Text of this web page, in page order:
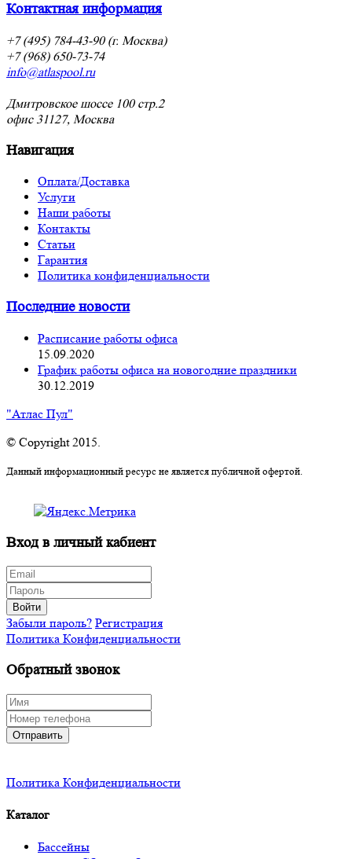
Контактная информация
+7 (495) 784-43-90 (г. Москва)
+7 (968) 650-73-74
info@atlaspool.ru
Дмитровское шоссе 100 стр.2
офис 31127, Москва
Навигация
Оплата/Доставка
Услуги
Наши работы
Контакты
Статьи
Гарантия
Политика конфиденциальности
Последние новости
Расписание работы офиса
15.09.2020
График работы офиса на новогодние праздники
30.12.2019
"Атлас Пул"
© Copyright 2015.
Данный информационный ресурс не является публичной офертой.
Вход в личный кабиент
Войти
Забыли пароль? Регистрация
Политика Конфиденциальности
Обратный звонок
Отправить
Политика Конфиденциальности
Каталог
Бассейны